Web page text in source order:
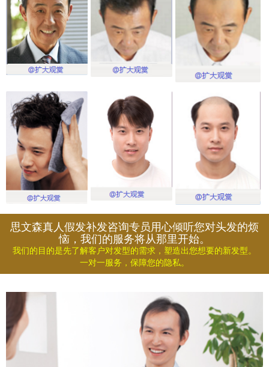
思文森真人假发补发咨询专员用心倾听您对头发的烦
恼，我们的服务将从那里开始。
我们的目的是先了解客户对发型的需求，塑造出您想要的新发型。
一对一服务，保障您的隐私。